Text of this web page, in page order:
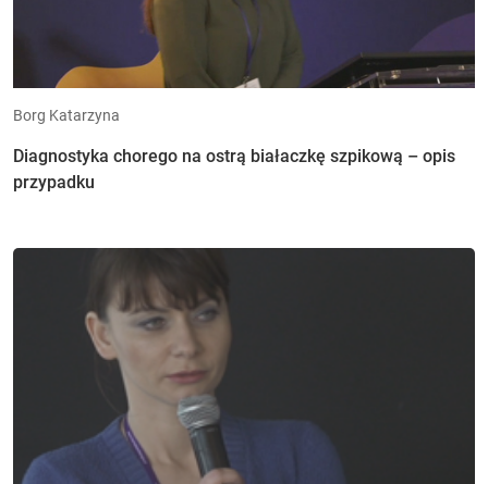
Borg Katarzyna
Diagnostyka chorego na ostrą białaczkę szpikową – opis
przypadku